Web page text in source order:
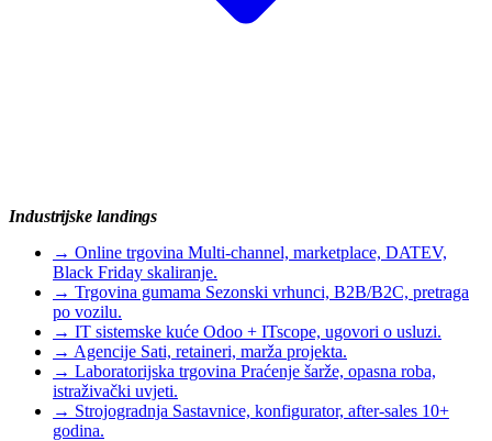
Industrijske landings
→ Online trgovina Multi-channel, marketplace, DATEV,
Black Friday skaliranje.
→ Trgovina gumama Sezonski vrhunci, B2B/B2C, pretraga
po vozilu.
→ IT sistemske kuće Odoo + ITscope, ugovori o usluzi.
→ Agencije Sati, retaineri, marža projekta.
→ Laboratorijska trgovina Praćenje šarže, opasna roba,
istraživački uvjeti.
→ Strojogradnja Sastavnice, konfigurator, after-sales 10+
godina.